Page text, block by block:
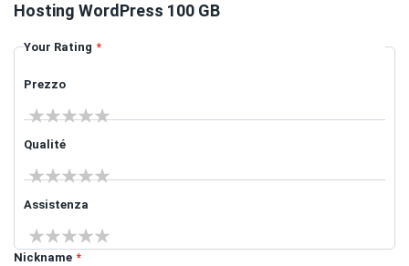
Hosting WordPress 100 GB
Your Rating
Prezzo
1 star2 stars
3 stars
4 stars5 stars
Qualité
1 star2 stars
3 stars
4 stars5 stars
Assistenza
1 star2 stars
3 stars
4 stars5 stars
Nickname